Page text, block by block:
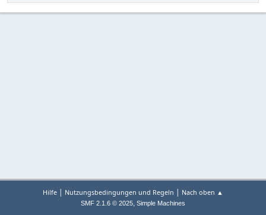
Hilfe | Nutzungsbedingungen und Regeln | Nach oben ▲
SMF 2.1.6 © 2025, Simple Machines